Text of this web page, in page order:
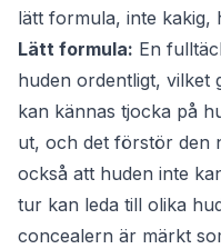
lätt formula, inte kakig,
Lätt formula: En
huden ordentligt, vilket
kan kännas tjocka på
ut, och det förstör den
också att huden inte
tur kan leda till olika
concealern är märkt